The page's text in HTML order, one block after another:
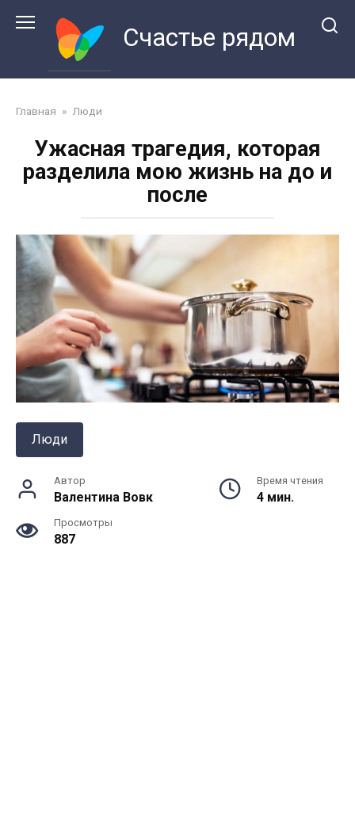
Счастье рядом
Главная » Люди
Ужасная трагедия, которая
разделила мою жизнь на до и
после
Люди
Автор
Валентина Вовк
Время чтения
4 мин.
Просмотры
887